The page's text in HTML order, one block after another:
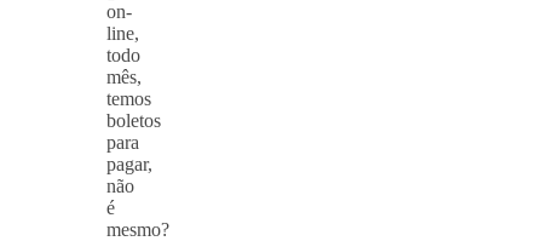
on-
line,
todo
mês,
temos
boletos
para
pagar,
não
é
mesmo?